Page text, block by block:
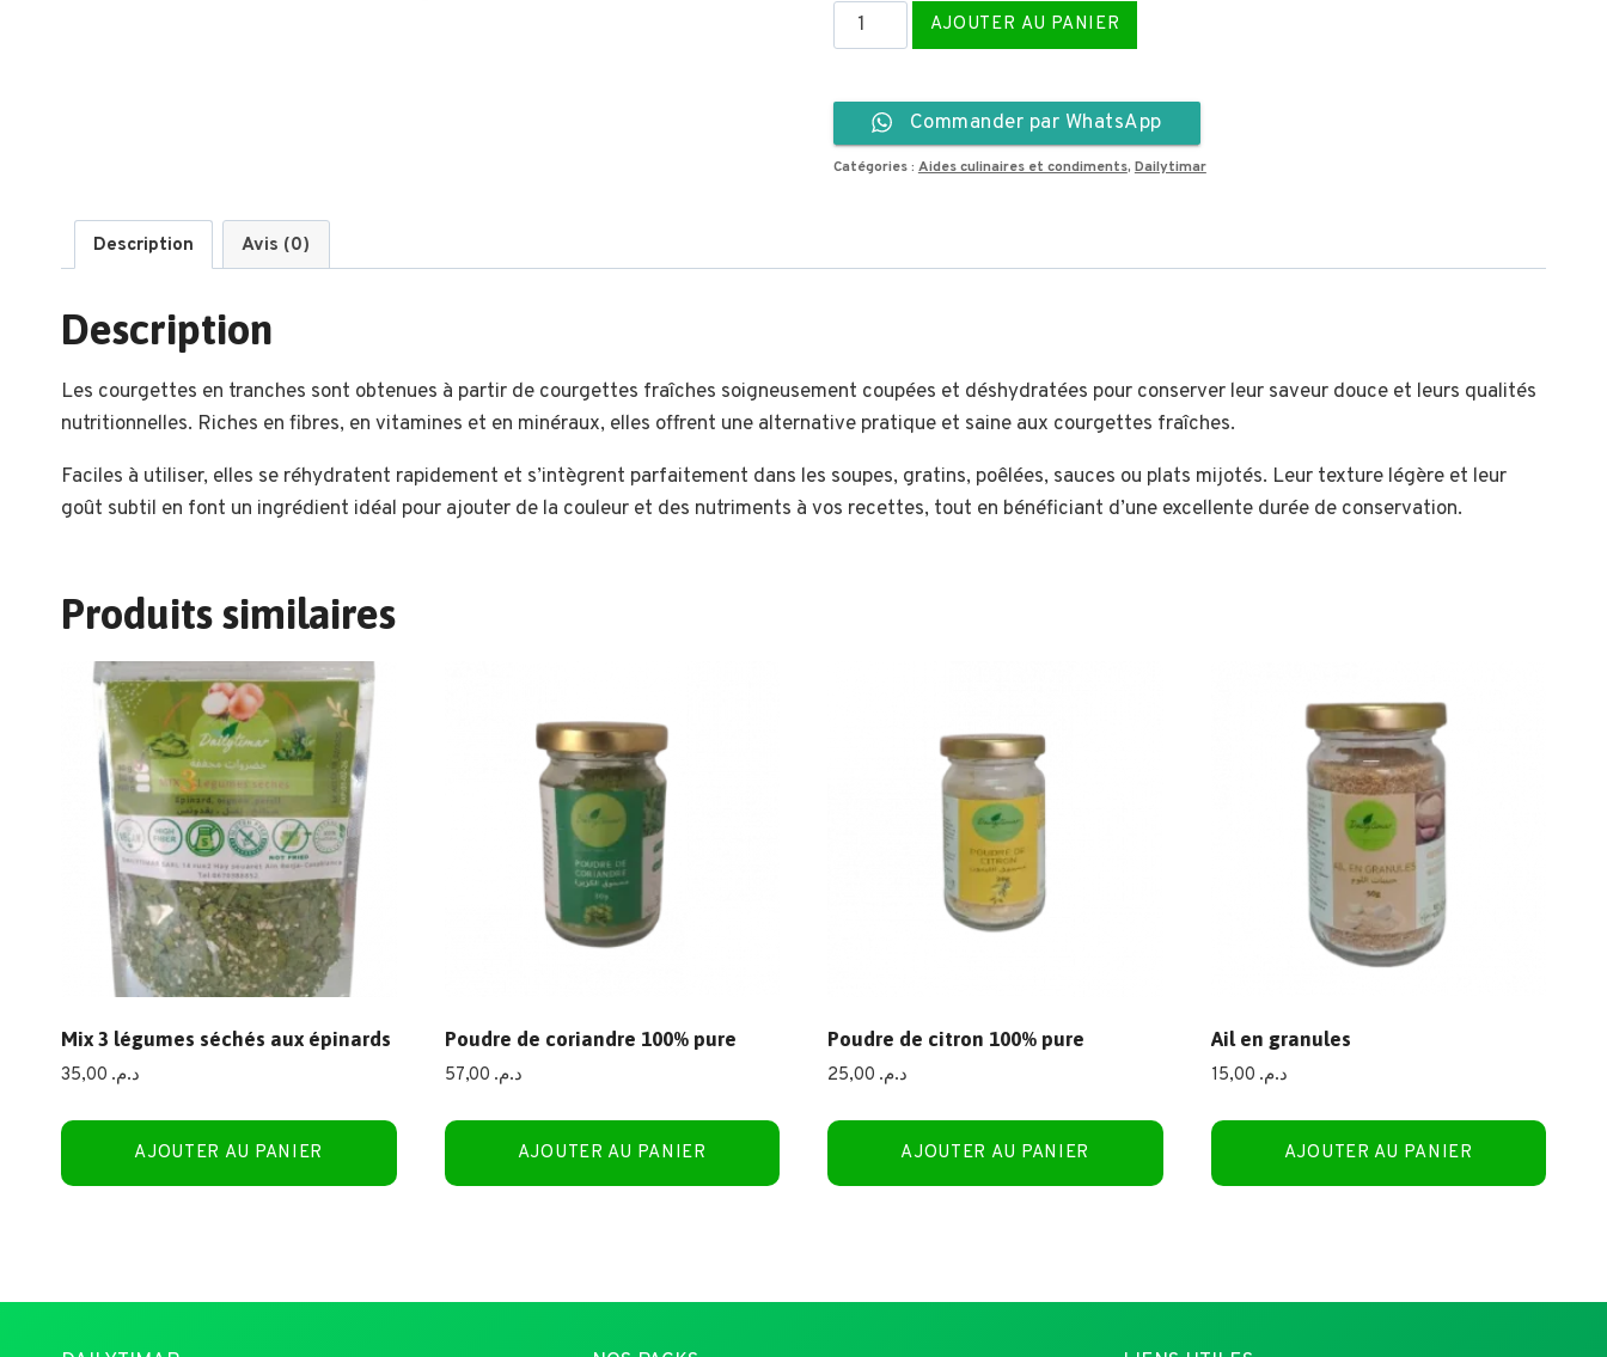
quantité
de
en
tranches
fines
AJOUTER AU PANIER
Commander par WhatsApp
Catégories : Aides culinaires et condiments, Dailytimar
Description Avis (0)
Description
Les courgettes en tranches sont obtenues à partir de courgettes fraîches soigneusement coupées et déshydratées pour conserver leur saveur douce et leurs qualités
nutritionnelles. Riches en fibres, en vitamines et en minéraux, elles offrent une alternative pratique et saine aux courgettes fraîches.
Faciles à utiliser, elles se réhydratent rapidement et s’intègrent parfaitement dans les soupes, gratins, poêlées, sauces ou plats mijotés. Leur texture légère et leur
goût subtil en font un ingrédient idéal pour ajouter de la couleur et des nutriments à vos recettes, tout en bénéficiant d’une excellente durée de conservation.
Produits similaires
Mix 3 légumes séchés aux épinards
د.م.
AJOUTER AU PANIER
Poudre de coriandre 100% pure
د.م.
AJOUTER AU PANIER
Poudre de citron 100% pure
د.م.
AJOUTER AU PANIER
Ail en granules
د.م.
AJOUTER AU PANIER